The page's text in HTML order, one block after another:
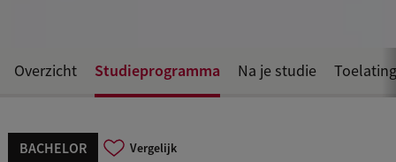
BACHELOR Vergelijk
Overzicht Studieprogramma Na je studie